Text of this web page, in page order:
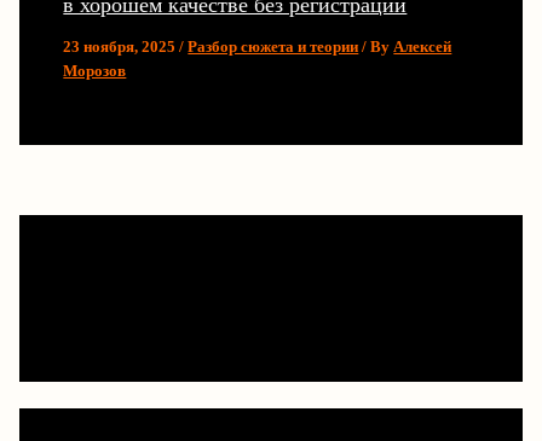
23 ноября, 2025/Разбор сюжета и теории / By Алексей
Морозов